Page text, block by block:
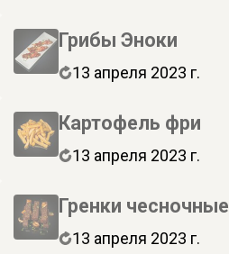
Грибы Эноки
13 апреля 2023 г.
Картофель фри
13 апреля 2023 г.
Гренки чесночные
13 апреля 2023 г.